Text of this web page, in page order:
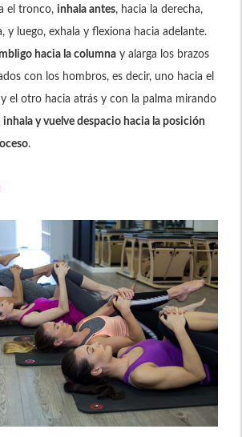
el tronco, inhala antes, hacia la derecha,
y luego, exhala y flexiona hacia adelante.
hacia la columna y alarga los brazos
con los hombros, es decir, uno hacia el
el otro hacia atrás y con la palma mirando
inhala y vuelve despacio hacia la posición
.